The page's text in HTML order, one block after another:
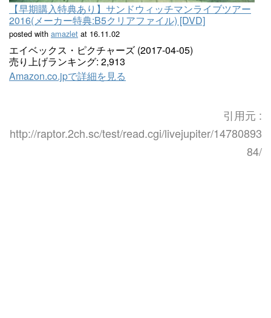
【早期購入特典あり】サンドウィッチマンライブツアー
2016(メーカー特典:B5クリアファイル) [DVD]
posted with amazlet at 16.11.02
エイベックス・ピクチャーズ (2017-04-05)
売り上げランキング: 2,913
Amazon.co.jpで詳細を見る
引用元 :
http://raptor.2ch.sc/test/read.cgi/livejupiter/14780893
84/